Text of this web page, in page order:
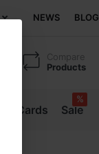
NEWS BLOG
Compare
Products
Gift Cards Sale
%